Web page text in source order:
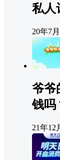
私人
20年7
爷爷
钱吗
21年12